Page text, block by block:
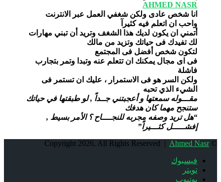
AHMED NASR
انا شخص عادى ولكن شغفي العمل عبر الانترنت
واحب ان اتعلم فيه كثيرآ
أتمني ان يكون لديك هذا الشغف وتريد أن تبني مهارات
لك تفيدك فى حياتك وتزيد من مالك
لتكون شخص أفضل فى المجتمع
فى اى مجال يمكنك ان تتعلم عنه وتبدا وتمر بتجارب
فاشلة
ولكن السر هو فى الاستمرار ، عليك ان تستمر فى
الشيء الذي تحبه
مقـــوله سمعتها و أعجبتني جــداً , لو طبقتها في حياتك
ستنجح مهما كان هدفك
“هل تريد وصفه مجربه للنجــــاح ؟ الأمر بسيط ,
إفشـــــل كثـــيراً”
© Copyright 2026, All Rights Reserved |
Ahmed Nasr
فيسبوك
تويتر
يوتيوب